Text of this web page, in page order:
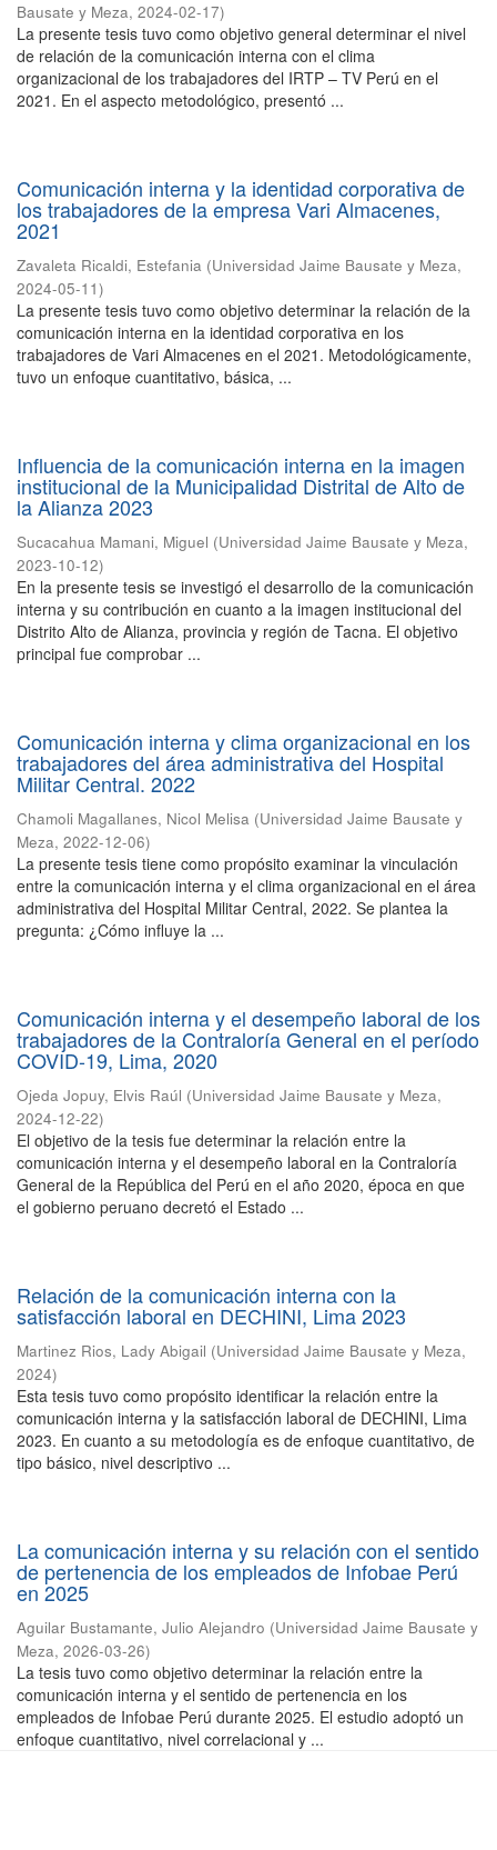
Bausate y Meza, 2024-02-17)
La presente tesis tuvo como objetivo general determinar el nivel
de relación de la comunicación interna con el clima
organizacional de los trabajadores del IRTP – TV Perú en el
2021. En el aspecto metodológico, presentó ...
Comunicación interna y la identidad corporativa de
los trabajadores de la empresa Vari Almacenes,
2021
Zavaleta Ricaldi, Estefania (Universidad Jaime Bausate y Meza,
2024-05-11)
La presente tesis tuvo como objetivo determinar la relación de la
comunicación interna en la identidad corporativa en los
trabajadores de Vari Almacenes en el 2021. Metodológicamente,
tuvo un enfoque cuantitativo, básica, ...
Influencia de la comunicación interna en la imagen
institucional de la Municipalidad Distrital de Alto de
la Alianza 2023
Sucacahua Mamani, Miguel (Universidad Jaime Bausate y Meza,
2023-10-12)
En la presente tesis se investigó el desarrollo de la comunicación
interna y su contribución en cuanto a la imagen institucional del
Distrito Alto de Alianza, provincia y región de Tacna. El objetivo
principal fue comprobar ...
Comunicación interna y clima organizacional en los
trabajadores del área administrativa del Hospital
Militar Central. 2022
Chamoli Magallanes, Nicol Melisa (Universidad Jaime Bausate y
Meza, 2022-12-06)
La presente tesis tiene como propósito examinar la vinculación
entre la comunicación interna y el clima organizacional en el área
administrativa del Hospital Militar Central, 2022. Se plantea la
pregunta: ¿Cómo influye la ...
Comunicación interna y el desempeño laboral de los
trabajadores de la Contraloría General en el período
COVID-19, Lima, 2020
Ojeda Jopuy, Elvis Raúl (Universidad Jaime Bausate y Meza,
2024-12-22)
El objetivo de la tesis fue determinar la relación entre la
comunicación interna y el desempeño laboral en la Contraloría
General de la República del Perú en el año 2020, época en que
el gobierno peruano decretó el Estado ...
Relación de la comunicación interna con la
satisfacción laboral en DECHINI, Lima 2023
Martinez Rios, Lady Abigail (Universidad Jaime Bausate y Meza,
2024)
Esta tesis tuvo como propósito identificar la relación entre la
comunicación interna y la satisfacción laboral de DECHINI, Lima
2023. En cuanto a su metodología es de enfoque cuantitativo, de
tipo básico, nivel descriptivo ...
La comunicación interna y su relación con el sentido
de pertenencia de los empleados de Infobae Perú
en 2025
Aguilar Bustamante, Julio Alejandro (Universidad Jaime Bausate y
Meza, 2026-03-26)
La tesis tuvo como objetivo determinar la relación entre la
comunicación interna y el sentido de pertenencia en los
empleados de Infobae Perú durante 2025. El estudio adoptó un
enfoque cuantitativo, nivel correlacional y ...